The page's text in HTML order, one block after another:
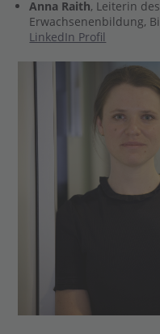
Anna Raith, Leiterin
Erwachsenenbildung,
LinkedIn Profil